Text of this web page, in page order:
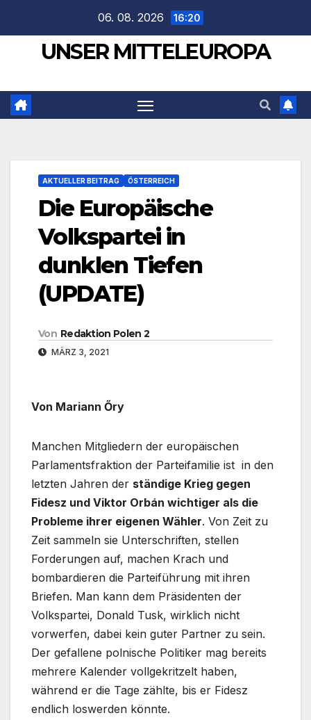
springen
06. 08. 2026 16:20
UNSER MITTELEUROPA
AKTUELLER BEITRAG ÖSTERREICH
Die Europäische
Volkspartei in
dunklen Tiefen
(UPDATE)
Von Redaktion Polen 2
MÄRZ 3, 2021
Von Mariann Őry
Manchen Mitgliedern der europäischen
Parlamentsfraktion der Parteifamilie ist in den
letzten Jahren der ständige Krieg gegen
Fidesz und Viktor Orbán wichtiger als die
Probleme ihrer eigenen Wähler. Von Zeit zu
Zeit sammeln sie Unterschriften, stellen
Forderungen auf, machen Krach und
bombardieren die Parteiführung mit ihren
Briefen. Man kann dem Präsidenten der
Volkspartei, Donald Tusk, wirklich nicht
vorwerfen, dabei kein guter Partner zu sein.
Der gefallene polnische Politiker mag bereits
mehrere Kalender vollgekritzelt haben,
während er die Tage zählte, bis er Fidesz
endlich loswerden könnte.